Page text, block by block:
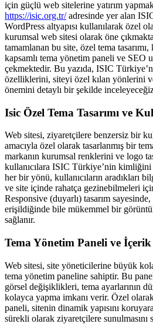
için güçlü web sitelerine yatırım
https://isic.org.tr/adresinde yer alan
WordPress altyapısı kullanılarak özel
kurumsal web sitesi olarak öne
tamamlanan bu site, özel tema
kapsamlı tema yönetim paneli ve SEO
çekmektedir. Bu yazıda, ISIC
özelliklerini, siteyi özel kılan yönlerini
önemini detaylı bir şekilde
Isic Özel Tema Tasarımı ve
Web sitesi, ziyaretçilere benzersiz bir
amacıyla özel olarak tasarlanmış bir
markanın kurumsal renklerini ve logo
kullanıcılara ISIC Türkiye’nin kimliğini
her bir yönü, kullanıcıların aradıkları
ve site içinde rahatça gezinebilmeleri
Responsive (duyarlı) tasarım
erişildiğinde bile mükemmel bir
sağlanır.
Tema Yönetim Paneli ve
Web sitesi, site yöneticilerine büyük
tema yönetim paneline sahiptir. Bu
görsel değişiklikleri, tema ayarlarının
kolayca yapma imkanı verir. Özel
paneli, sitenin dinamik yapısını
sürekli olarak ziyaretçilere sunulmasını